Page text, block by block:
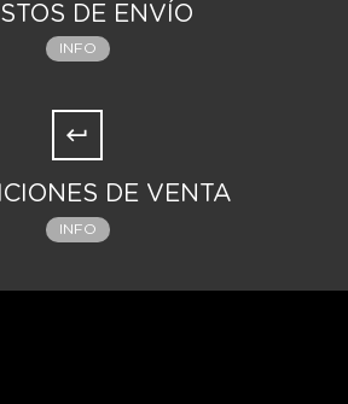
DE ENVÍO
INFO
DE VENTA
INFO